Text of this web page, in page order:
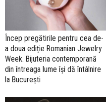
Încep pregătirile pentru cea de-
a doua ediție Romanian Jewelry
Week. Bijuteria contemporană
din întreaga lume își dă întâlnire
la București